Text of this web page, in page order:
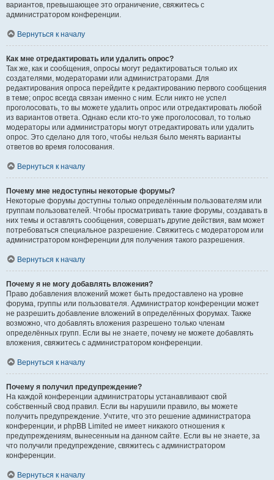
вариантов, превышающее это ограничение, свяжитесь с
администратором конференции.
Вернуться к началу
Как мне отредактировать или удалить опрос?
Так же, как и сообщения, опросы могут редактироваться только их
создателями, модераторами или администраторами. Для
редактирования опроса перейдите к редактированию первого сообщения
в теме; опрос всегда связан именно с ним. Если никто не успел
проголосовать, то вы можете удалить опрос или отредактировать любой
из вариантов ответа. Однако если кто-то уже проголосовал, то только
модераторы или администраторы могут отредактировать или удалить
опрос. Это сделано для того, чтобы нельзя было менять варианты
ответов во время голосования.
Вернуться к началу
Почему мне недоступны некоторые форумы?
Некоторые форумы доступны только определённым пользователям или
группам пользователей. Чтобы просматривать такие форумы, создавать в
них темы и оставлять сообщения, совершать другие действия, вам может
потребоваться специальное разрешение. Свяжитесь с модератором или
администратором конференции для получения такого разрешения.
Вернуться к началу
Почему я не могу добавлять вложения?
Право добавления вложений может быть предоставлено на уровне
форума, группы или пользователя. Администратор конференции может
не разрешить добавление вложений в определённых форумах. Также
возможно, что добавлять вложения разрешено только членам
определённых групп. Если вы не знаете, почему не можете добавлять
вложения, свяжитесь с администратором конференции.
Вернуться к началу
Почему я получил предупреждение?
На каждой конференции администраторы устанавливают свой
собственный свод правил. Если вы нарушили правило, вы можете
получить предупреждение. Учтите, что это решение администратора
конференции, и phpBB Limited не имеет никакого отношения к
предупреждениям, вынесенным на данном сайте. Если вы не знаете, за
что получили предупреждение, свяжитесь с администратором
конференции.
Вернуться к началу